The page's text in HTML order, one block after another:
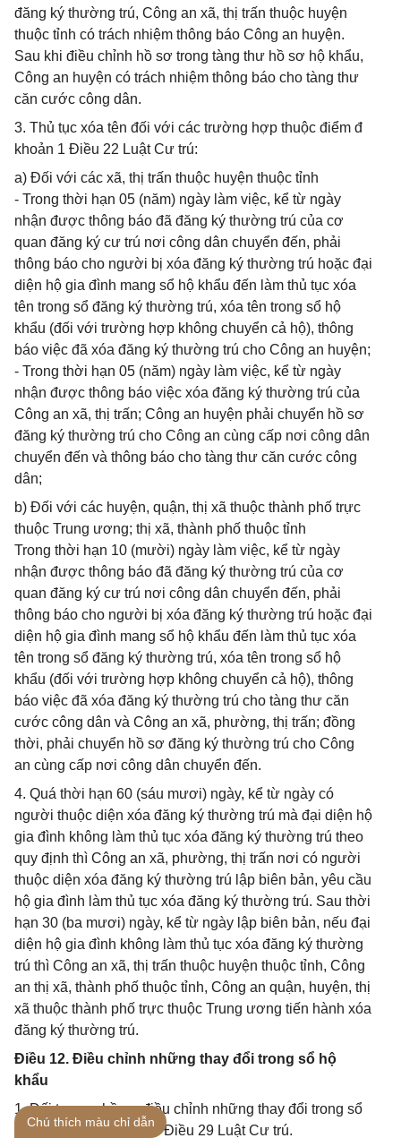
đăng ký thường trú, Công an xã, thị trấn thuộc huyện
thuộc tỉnh có trách nhiệm thông báo Công an huyện.
Sau khi điều chỉnh hồ sơ trong tàng thư hồ sơ hộ khẩu,
Công an huyện có trách nhiệm thông báo cho tàng thư
căn cước công dân.
3. Thủ tục xóa tên đối với các trường hợp thuộc điểm đ
khoản 1 Điều 22 Luật Cư trú:
a) Đối với các xã, thị trấn thuộc huyện thuộc tỉnh
- Trong thời hạn 05 (năm) ngày làm việc, kể từ ngày
nhận được thông báo đã đăng ký thường trú của cơ
quan đăng ký cư trú nơi công dân chuyển đến, phải
thông báo cho người bị xóa đăng ký thường trú hoặc đại
diện hộ gia đình mang sổ hộ khẩu đến làm thủ tục xóa
tên trong sổ đăng ký thường trú, xóa tên trong sổ hộ
khẩu (đối với trường hợp không chuyển cả hộ), thông
báo việc đã xóa đăng ký thường trú cho Công an huyện;
- Trong thời hạn 05 (năm) ngày làm việc, kể từ ngày
nhận được thông báo việc xóa đăng ký thường trú của
Công an xã, thị trấn; Công an huyện phải chuyển hồ sơ
đăng ký thường trú cho Công an cùng cấp nơi công dân
chuyển đến và thông báo cho tàng thư căn cước công
dân;
b) Đối với các huyện, quận, thị xã thuộc thành phố trực
thuộc Trung ương; thị xã, thành phố thuộc tỉnh
Trong thời hạn 10 (mười) ngày làm việc, kể từ ngày
nhận được thông báo đã đăng ký thường trú của cơ
quan đăng ký cư trú nơi công dân chuyển đến, phải
thông báo cho người bị xóa đăng ký thường trú hoặc đại
diện hộ gia đình mang sổ hộ khẩu đến làm thủ tục xóa
tên trong sổ đăng ký thường trú, xóa tên trong sổ hộ
khẩu (đối với trường hợp không chuyển cả hộ), thông
báo việc đã xóa đăng ký thường trú cho tàng thư căn
cước công dân và Công an xã, phường, thị trấn; đồng
thời, phải chuyển hồ sơ đăng ký thường trú cho Công
an cùng cấp nơi công dân chuyển đến.
4. Quá thời hạn 60 (sáu mươi) ngày, kể từ ngày có
người thuộc diện xóa đăng ký thường trú mà đại diện hộ
gia đình không làm thủ tục xóa đăng ký thường trú theo
quy định thì Công an xã, phường, thị trấn nơi có người
thuộc diện xóa đăng ký thường trú lập biên bản, yêu cầu
hộ gia đình làm thủ tục xóa đăng ký thường trú. Sau thời
hạn 30 (ba mươi) ngày, kể từ ngày lập biên bản, nếu đại
diện hộ gia đình không làm thủ tục xóa đăng ký thường
trú thì Công an xã, thị trấn thuộc huyện thuộc tỉnh, Công
an thị xã, thành phố thuộc tỉnh, Công an quận, huyện, thị
xã thuộc thành phố trực thuộc Trung ương tiến hành xóa
đăng ký thường trú.
Điều 12. Điều chỉnh những thay đổi trong sổ hộ
khẩu
1. Đối tượng, hồ sơ điều chỉnh những thay đổi trong sổ
hộ khẩu thực hiện theo Điều 29 Luật Cư trú.
Chú thích màu chỉ dẫn